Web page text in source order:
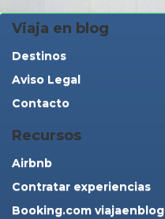
Viaja en blog
Destinos
Aviso Legal
Contacto
Recursos
Airbnb
Contratar experiencias
Booking.com viajaenblog